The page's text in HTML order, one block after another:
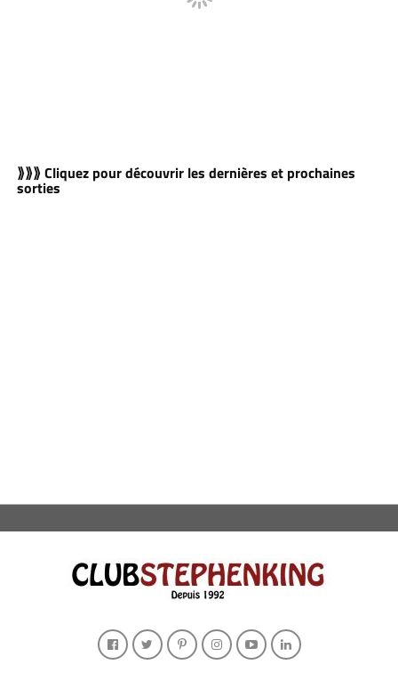
⟫⟫⟫ Cliquez pour découvrir les dernières et prochaines
sorties